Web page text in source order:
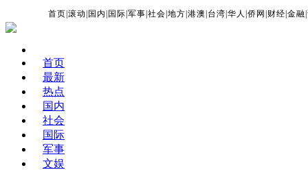
首页 |滚动 国内 国际 |军事 |社会 |地方 |港澳 台湾 |华人 |侨网 财经 |金融 |
首页
最新
热点
国内
社会
国际
军事
文娱